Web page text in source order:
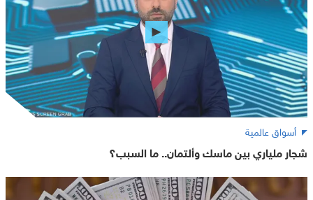
أسواق عالمية
شجار ملياري بين ماسك وألتمان.. ما السبب؟